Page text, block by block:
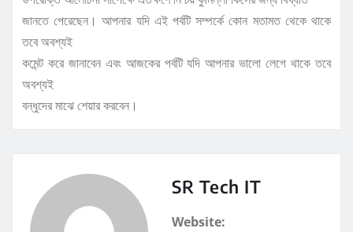
জানতে পেরেছেন। আপনার যদি এই পর্বটি সম্পর্কে কোন মতামত থেকে থাকে
তবে অবশ্যই
কমেন্ট করে জানাবেন এবং আজকের পর্বটি যদি আপনার ভালো লেগে থাকে তবে
অবশ্যই
বন্ধুদের মাঝে শেয়ার করবেন।
SR Tech IT
Website: